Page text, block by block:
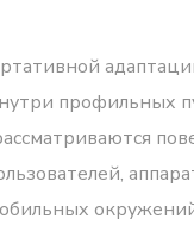
профильных